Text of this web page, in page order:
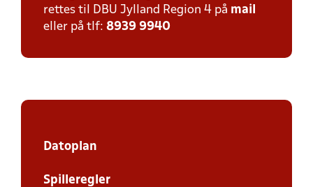
rettes til DBU Jylland Region 4 på mail
eller på tlf: 8939 9940
Datoplan
Spilleregler